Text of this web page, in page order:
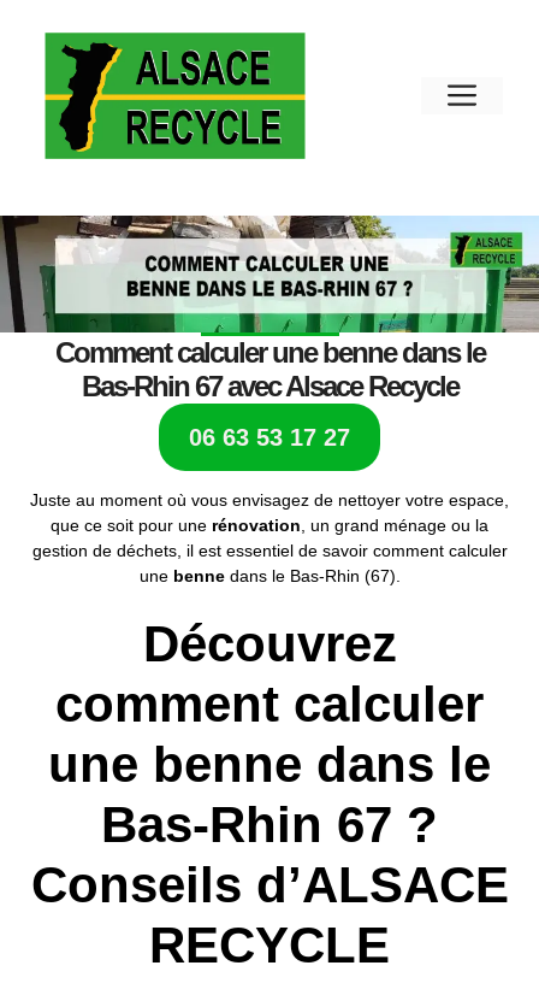
Comment calculer une benne dans le
Bas-Rhin 67 avec Alsace Recycle
06 63 53 17 27
Juste au moment où vous envisagez de nettoyer votre espace,
que ce soit pour une rénovation, un grand ménage ou la
gestion de déchets, il est essentiel de savoir comment calculer
une bennedans le Bas-Rhin (67).
Découvrez
comment calculer
une benne dans le
Bas-Rhin 67 ?
Conseils d’ALSACE
RECYCLE